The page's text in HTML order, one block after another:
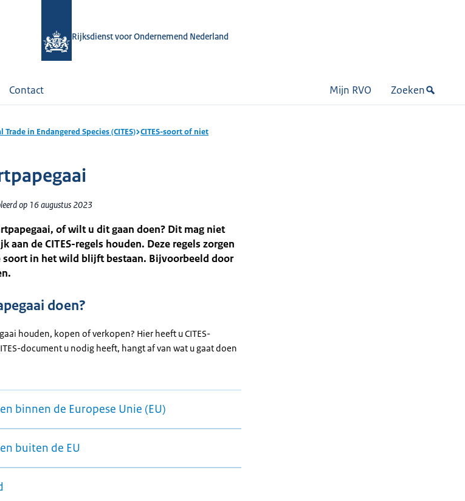
Rijksdienst voor Ondernemend Nederland
Contact Mijn RVO Zoeken
in Endangered Species (CITES) CITES-soort of niet
op 16 augustus 2023
of wilt u dit gaan doen? Dit mag niet
aan de CITES-regels houden. Deze regels zorgen
soort in het wild blijft bestaan. Bijvoorbeeld door
doen?
houden, kopen of verkopen? Hier heeft u CITES-
document u nodig heeft, hangt af van wat u gaat doen
binnen de Europese Unie (EU)
buiten de EU